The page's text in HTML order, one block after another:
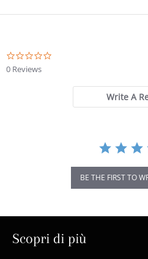
0 Reviews
Write A
BE THE FIRST TO
Scopri di più